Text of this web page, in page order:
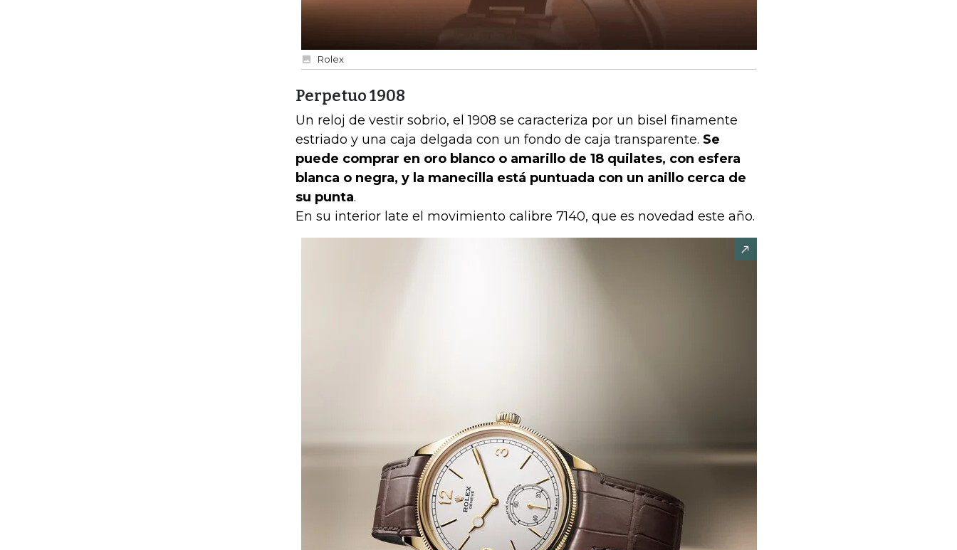
Rolex
Perpetuo 1908
Un reloj de vestir sobrio, el 1908 se caracteriza por un bisel finamente
estriado y una caja delgada con un fondo de caja transparente. Se
puede comprar en oro blanco o amarillo de 18 quilates, con esfera
blanca o negra, y la manecilla está puntuada con un anillo cerca de
su punta.
En su interior late el movimiento calibre 7140, que es novedad este año.